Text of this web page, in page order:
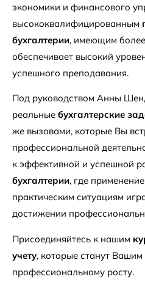
экономики и финансового
высококвалифицированным
бухгалтерии, имеющим
обеспечивает высокий
успешного преподавания.
Под руководством Анны
реальные бухгалтерские
же вызовами, которые Вы
профессиональной
к эффективной и успешной
бухгалтерии, где
практическим ситуациям
достижении
Присоединяйтесь к нашим
учету, которые станут
профессиональному росту.